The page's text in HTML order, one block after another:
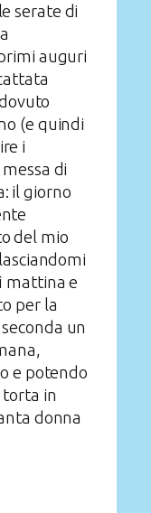
serate di
auguri
(e quindi
i
di
il giorno
del mio
mattina e
per la
un
e potendo
in
donna